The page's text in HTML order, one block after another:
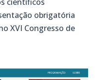
obrigatória
XVI Congresso de